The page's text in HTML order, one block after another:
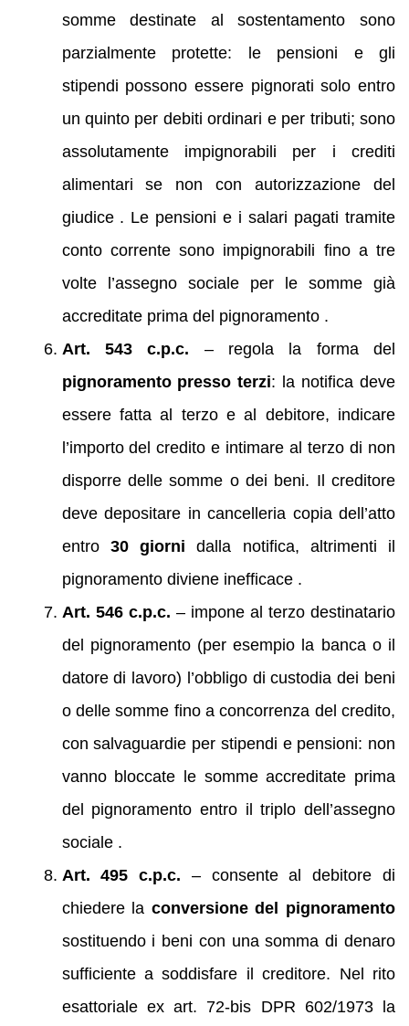
somme destinate al sostentamento sono
parzialmente protette: le pensioni e gli
stipendi possono essere pignorati solo entro
un quinto per debiti ordinari e per tributi; sono
assolutamente impignorabili per i crediti
alimentari se non con autorizzazione del
giudice . Le pensioni e i salari pagati tramite
conto corrente sono impignorabili fino a tre
volte l’assegno sociale per le somme già
accreditate prima del pignoramento .
Art. 543 c.p.c. – regola la forma del
pignoramento presso terzi: la notifica deve
essere fatta al terzo e al debitore, indicare
l’importo del credito e intimare al terzo di non
disporre delle somme o dei beni. Il creditore
deve depositare in cancelleria copia dell’atto
entro 30 giorni dalla notifica, altrimenti il
pignoramento diviene inefficace .
Art. 546 c.p.c. – impone al terzo destinatario
del pignoramento (per esempio la banca o il
datore di lavoro) l’obbligo di custodia dei beni
o delle somme fino a concorrenza del credito,
con salvaguardie per stipendi e pensioni: non
vanno bloccate le somme accreditate prima
del pignoramento entro il triplo dell’assegno
sociale .
Art. 495 c.p.c. – consente al debitore di
chiedere la conversione del pignoramento
sostituendo i beni con una somma di denaro
sufficiente a soddisfare il creditore. Nel rito
esattoriale ex art. 72‑bis DPR 602/1973 la